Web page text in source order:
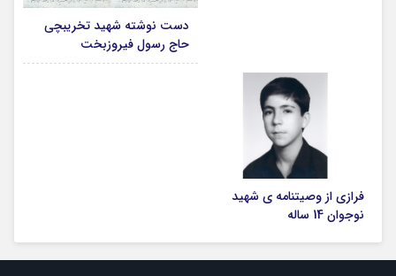
دست نوشته شهید تخریبچی
حاج رسول فیروزبخت
فرازی از وصیتنامه ی شهید
نوجوان 14 ساله